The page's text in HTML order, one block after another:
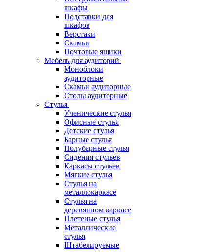
шкафы
Подставки для
шкафов
Верстаки
Скамьи
Почтовые ящики
Мебель для аудиторий
Моноблоки
аудиторные
Скамьи аудиторные
Столы аудиторные
Стулья
Ученические стулья
Офисные стулья
Детские стулья
Барные стулья
Полубарные стулья
Сидения стульев
Каркасы стульев
Мягкие стулья
Стулья на
металлокаркасе
Стулья на
деревянном каркасе
Плетеные стулья
Металлические
стулья
Штабелируемые